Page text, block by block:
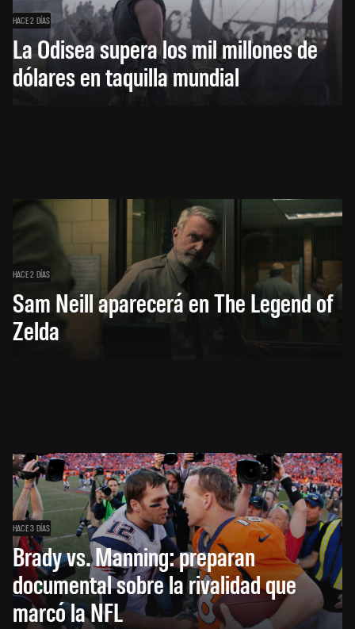
HACE 2 DÍAS
La Odisea supera los mil millones de
dólares en taquilla mundial
HACE 2 DÍAS
Sam Neill aparecerá en The Legend of
Zelda
HACE 3 DÍAS
Brady vs. Manning: preparan
documental sobre la rivalidad que
marcó la NFL